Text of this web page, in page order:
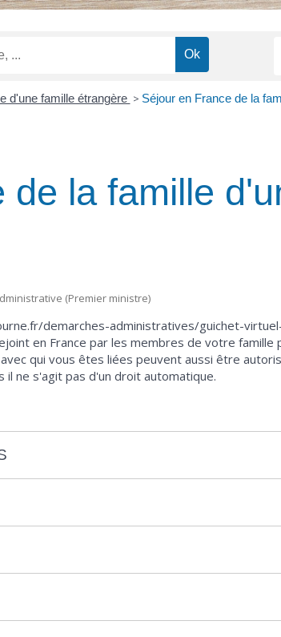
d'une famille étrangère > Séjour en France de la
de la famille
(Premier ministre)
demarches-administratives/guichet-
en France par les membres de votre famille
qui vous êtes liées peuvent aussi être
il ne s'agit pas d'un droit automatique.